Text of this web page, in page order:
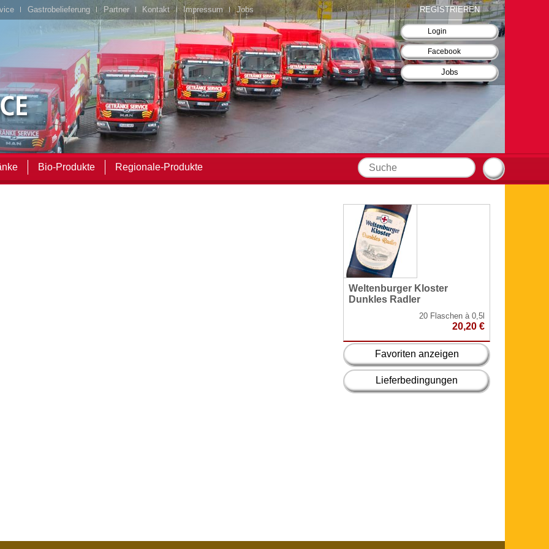
Gastrobelieferung Partner Kontakt Impressum Jobs REGISTRIEREN
Login
Facebook
Jobs
Bio-Produkte Regionale-Produkte
Weltenburger Kloster
Dunkles Radler
20 Flaschen à 0,5l
20,20 €
Favoriten anzeigen
Lieferbedingungen